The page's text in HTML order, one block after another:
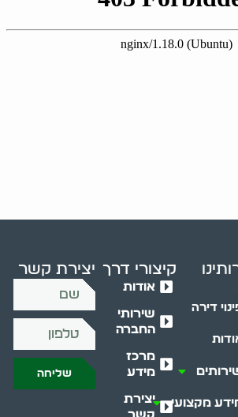
דירה
מקצועי
קיצורי דרך
אודות
שירותי
החברה
מרכז
מידע
יצירת
קשר
יצירת קשר
שליחה